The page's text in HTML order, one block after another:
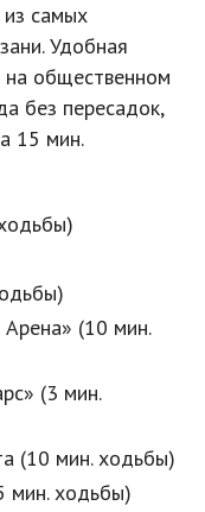
самых
Удобная
на общественном
без пересадок,
15 мин.
(10 мин.
(3 мин.
(10 мин. ходьбы)
мин. ходьбы)